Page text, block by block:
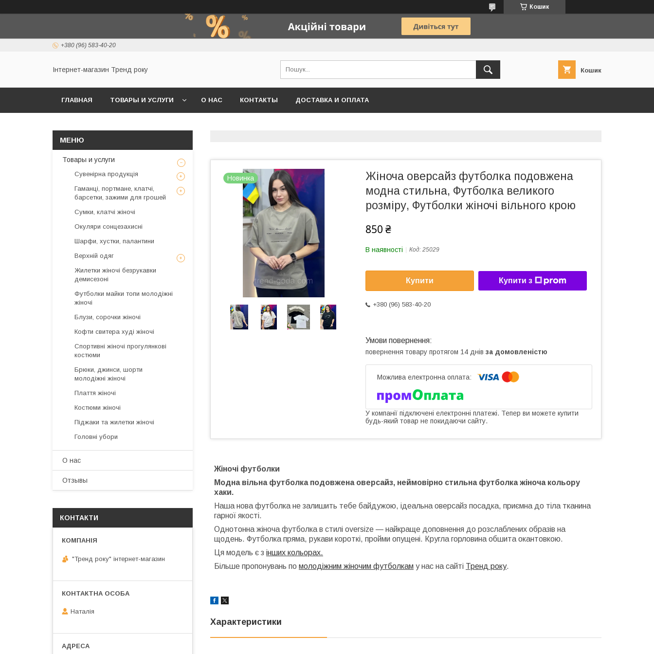
Кошик
+380 (96) 583-40-20
Інтернет-магазин Тренд року Кошик
ГЛАВНАЯ ТОВАРЫ И УСЛУГИ О НАС КОНТАКТЫ ДОСТАВКА И ОПЛАТА
Новинка
Жіноча оверсайз футболка подовжена
модна стильна, Футболка великого
розміру, Футболки жіночі вільного крою
850 ₴
В наявності Код: 25029
Купити Купити з
+380 (96) 583-40-20
повернення товару протягом 14 днів за домовленістю
У компанії підключені електронні платежі. Тепер ви можете купити
будь-який товар не покидаючи сайту.
Жіночі футболки
Модна вільна футболка подовжена оверсайз, неймовірно стильна футболка жіноча кольору
хаки.
Наша нова футболка не залишить тебе байдужою, ідеальна оверсайз посадка, приємна до тіла тканина
гарної якості.
Однотонна жіноча футболка в стилі oversize — найкраще доповнення до розслаблених образів на
щодень. Футболка пряма, рукави короткі, пройми опущені. Кругла горловина обшита окантовкою.
Ця модель є з інших кольорах.
Більше пропонувань по молодіжним жіночим футболкам у нас на сайті Тренд року.
Характеристики
Товары и услуги
Сувенірна продукція
Гаманці, портмане, клатчі,
барсетки, зажими для грошей
Сумки, клатчі жіночі
Окуляри сонцезахисні
Шарфи, хустки, палантини
Верхній одяг
Жилетки жіночі безрукавки
демисезоні
Футболки майки топи молодіжні
жіночі
Блузи, сорочки жіночі
Кофти свитера худі жіночі
Спортивні жіночі прогулянкові
костюми
Брюки, джинси, шорти
молодіжні жіночі
Плаття жіночі
Костюми жіночі
Піджаки та жилетки жіночі
Головні убори
О нас
Отзывы
КОНТАКТИ
"Тренд року" інтернет-магазин
Наталія